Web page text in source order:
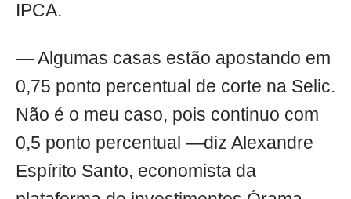
IPCA.
— Algumas casas estão apostando em
0,75 ponto percentual de corte na Selic.
Não é o meu caso, pois continuo com
0,5 ponto percentual —diz Alexandre
Espírito Santo, economista da